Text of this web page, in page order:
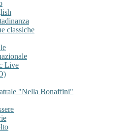
classiche
Live
"Nella Bonaffini"